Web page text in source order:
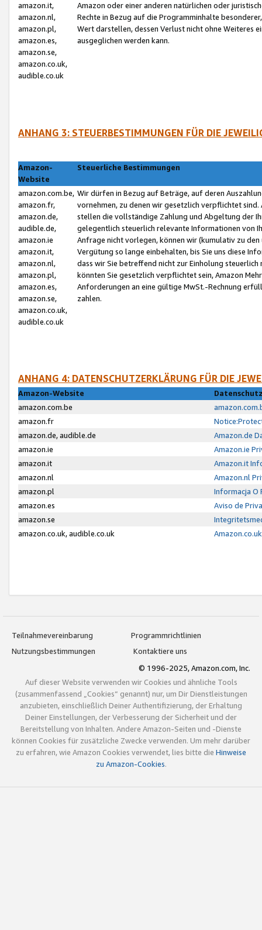
amazon.it,
amazon.nl,
amazon.pl,
amazon.es,
amazon.se,
amazon.co.uk,
audible.co.uk
Amazon oder einer anderen natürlichen oder
Rechte in Bezug auf die Programminhalte
Wert darstellen, dessen Verlust nicht ohne Weiteres
ausgeglichen werden kann.
ANHANG 3: STEUERBESTIMMUNGEN FÜR DIE
Amazon-
Website
Steuerliche Bestimmungen
amazon.com.be,
amazon.fr,
amazon.de,
audible.de,
amazon.ie
amazon.it,
amazon.nl,
amazon.pl,
amazon.es,
amazon.se,
amazon.co.uk,
audible.co.uk
Wir dürfen in Bezug auf Beträge, auf deren
vornehmen, zu denen wir gesetzlich verpflichtet
stellen die vollständige Zahlung und Abgeltung der
gelegentlich steuerlich relevante Informationen von
Anfrage nicht vorlegen, können wir (kumulativ zu
Vergütung so lange einbehalten, bis Sie uns diese
dass wir Sie betreffend nicht zur Einholung
könnten Sie gesetzlich verpflichtet sein, Amazon
Anforderungen an eine gültige MwSt.-Rechnung
zahlen.
ANHANG 4: DATENSCHUTZERKLÄRUNG FÜR DIE
Amazon-Website
amazon.com.be
amazon.fr
amazon.de, audible.de
Amazon.de
amazon.ie
Amazon.ie
amazon.it
Amazon.it
amazon.nl
Amazon.nl
amazon.pl
Informacja O
amazon.es
Aviso de
amazon.se
amazon.co.uk, audible.co.uk
Teilnahmevereinbarung
Programmrichtlinien
Nutzungsbestimmungen
Kontaktiere uns
© 1996-2025, Amazon.com, Inc.
Auf dieser Website verwenden wir Cookies und ähnliche Tools
(zusammenfassend „Cookies“ genannt) nur, um Dir Dienstleistungen
anzubieten, einschließlich Deiner Authentifizierung, der Erhaltung
Deiner Einstellungen, der Verbesserung der Sicherheit und der
Bereitstellung von Inhalten. Andere Amazon-Seiten und -Dienste
können Cookies für zusätzliche Zwecke verwenden. Um mehr darüber
zu erfahren, wie Amazon Cookies verwendet, lies bitte die Hinweise
zu Amazon-Cookies.